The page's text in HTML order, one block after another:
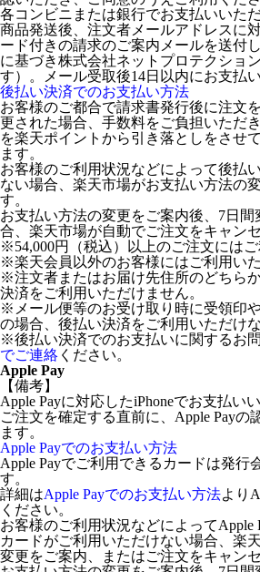
各コンビニまたは銀行でお支払いいただ
商品発送後、注文者メールアドレスに
ード付きの請求のご案内メールを送付
に基づき株式会社ネットプロテクショ
す）。メール受取後14日以内にお支払
後払い決済でのお支払い方法
お客様のご都合で請求書発行後に注文
更された場合、手数料をご負担いただ
を楽天ポイントから引き落としをさせ
ます。
お客様のご利用状況などによって後払
ない場合、楽天市場がお支払い方法の
す。
お支払い方法の変更をご案内後、7日
合、楽天市場が自動でご注文をキャン
※54,000円（税込）以上のご注文にはご
※楽天会員以外のお客様にはご利用いた
※注文者またはお届け先住所のどちら
決済をご利用いただけません。
※メール便等のお受け取り時に受領印
の場合、後払い決済をご利用いただけ
※後払い決済でのお支払いに関するお
でご連絡 ください。
Apple Pay
【備考】
Apple Payに対応したiPhoneでお支払い
ご注文を確定する直前に、Apple Payの
ます。
Apple Payでのお支払い方法
Apple Payでご利用できるカードは発行
す。
詳細はApple Payでのお支払い方法より
ください。
お客様のご利用状況などによってApple
カードがご利用いただけない場合、楽
変更をご案内、またはご注文をキャン